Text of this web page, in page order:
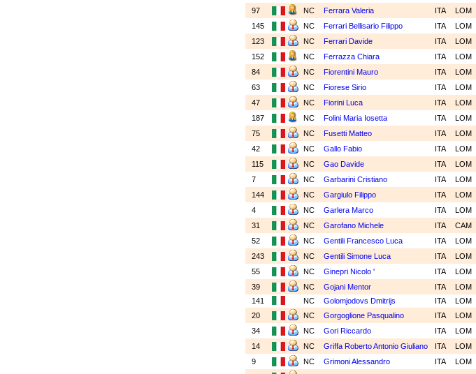
97
NC Ferrara Valeria ITA LOM
145
NC Ferrari Bellisario Filippo ITA LOM
123
NC Ferrari Davide ITA LOM
152
NC Ferrazza Chiara ITA LOM
84
NC Fiorentini Mauro ITA LOM
63
NC Fiorese Sirio ITA LOM
47
NC Fiorini Luca ITA LOM
187
NC Folini Maria Iosetta ITA LOM
75
NC Fusetti Matteo ITA LOM
42
NC Gallo Fabio ITA LOM
115
NC Gao Davide ITA LOM
7
NC Garbarini Cristiano ITA LOM
144
NC Gargiulo Filippo ITA LOM
4
NC Garlera Marco ITA LOM
31
NC Garofano Michele ITA CAM
52
NC Gentili Francesco Luca ITA LOM
243
NC Gentili Simone Luca ITA LOM
55
NC Ginepri Nicolo ' ITA LOM
39
NC Gojani Mentor ITA LOM
141
NC Golomjodovs Dmitrijs ITA LOM
20
NC Gorgoglione Pasqualino ITA LOM
34
NC Gori Riccardo ITA LOM
14
NC Griffa Roberto Antonio Giuliano ITA LOM
9
NC Grimoni Alessandro ITA LOM